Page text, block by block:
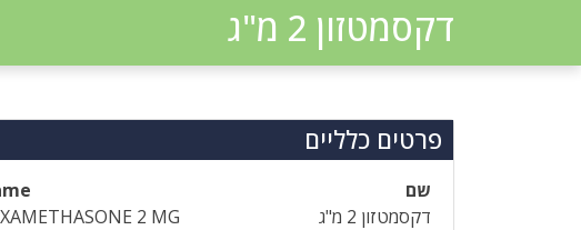
דקסמטזון 2 מ"ג
פרטים כלליים
שם
דקסמטזון 2 מ"ג
2 MG